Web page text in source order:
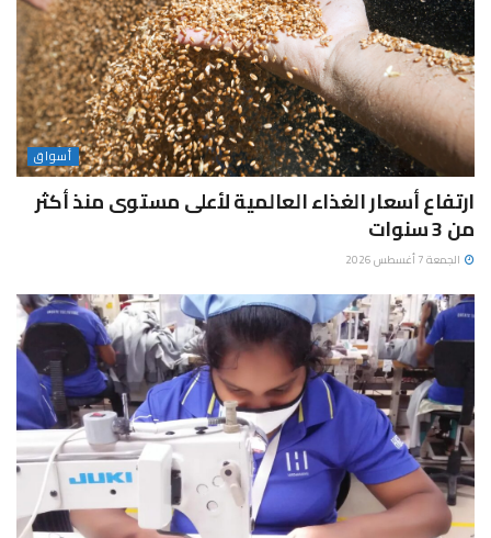
أسواق
ارتفاع أسعار الغذاء العالمية لأعلى مستوى منذ أكثر
من 3 سنوات
الجمعة 7 أغسطس 2026